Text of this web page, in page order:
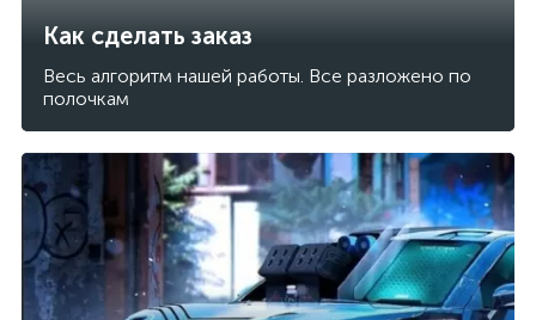
Как сделать заказ
Весь алгоритм нашей работы. Все разложено по
полочкам